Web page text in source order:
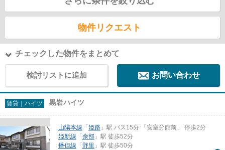
物件リクエスト
チェックした物件をまとめて
検討リストに追加 お問い合わせ
賃貸｜ハイツ 黒岩ハイツ
山陽本線 「姫路 」駅 バス15分 「安室分館前」 停歩2分
姫新線 「余部 」駅 徒歩52分
播但線 「野里 」駅 徒歩50分